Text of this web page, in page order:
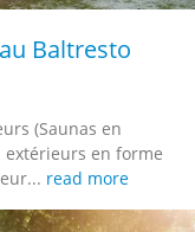
Baltresto
(Saunas en
extérieurs en forme
read more